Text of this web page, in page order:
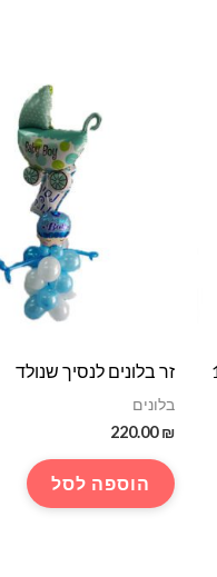
זר בלונים לנסיך שנולד
בלונים
220.00₪
הוספה לסל